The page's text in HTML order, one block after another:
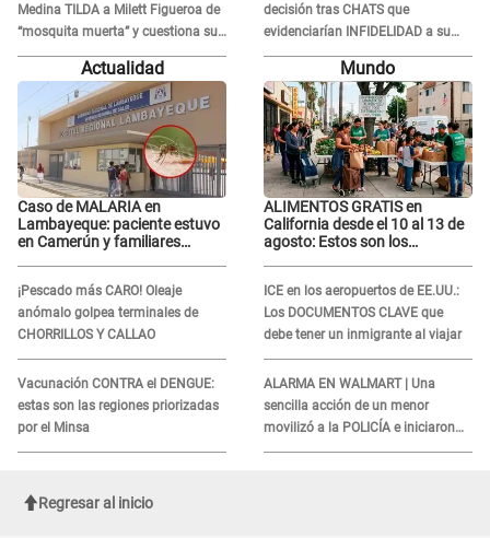
Medina TILDA a Milett Figueroa de
“mosquita muerta” y cuestiona su
RECONCILIACIÓN con Marcelo
Tinelli en TV argentina
decisión tras CHATS que
evidenciarían INFIDELIDAD a su
novio con animador de 'La Bella
Luz': "Un día..."
Actualidad
Caso de MALARIA en
Lambayeque: paciente estuvo
en Camerún y familiares
¡Pescado más CARO! Oleaje
anómalo golpea terminales de
CHORRILLOS Y CALLAO
Vacunación CONTRA el DENGUE:
estas son las regiones priorizadas
por el Minsa
Mundo
ALIMENTOS GRATIS en
California desde el 10 al 13 de
agosto: Estos son los
ICE en los aeropuertos de EE.UU.:
Los DOCUMENTOS CLAVE que
debe tener un inmigrante al viajar
ALARMA EN WALMART | Una
sencilla acción de un menor
movilizó a la POLICÍA e iniciaron
una investigación por lo hallado:
Regresar al inicio